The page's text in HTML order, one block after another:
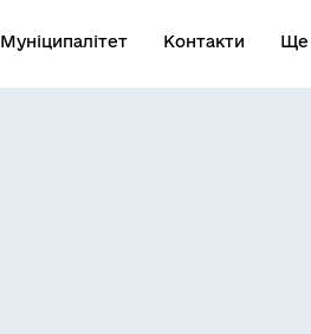
Муніципалітет Контакти Ще